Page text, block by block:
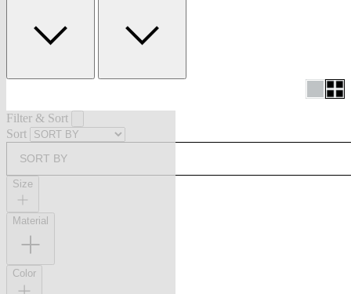
Filter & Sort
Sort
SORT BY
Size
Material
Color